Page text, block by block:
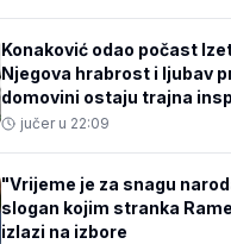
Konaković odao počast
Njegova hrabrost i ljubav
domovini ostaju trajna
jučer u 22:09
"Vrijeme je za snagu
slogan kojim stranka
izlazi na izbore